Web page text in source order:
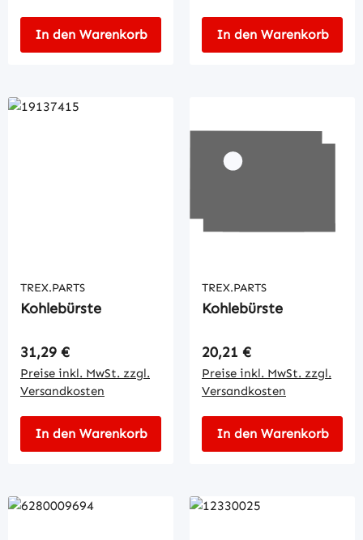
In den Warenkorb In den Warenkorb
TREX.PARTS
Kohlebürste
Regulärer Preis:
31,29 €
Preise inkl. MwSt. zzgl.
Versandkosten
In den Warenkorb
TREX.PARTS
Kohlebürste
Regulärer Preis:
20,21 €
Preise inkl. MwSt. zzgl.
Versandkosten
In den Warenkorb